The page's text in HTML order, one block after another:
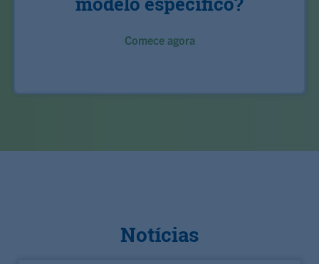
Comece agora
Notícias